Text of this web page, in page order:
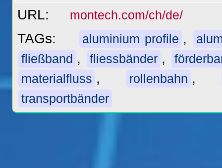
URL: montech.com/ch/de/
TAGs: aluminium profile ,
fließband , fliessbänder ,
materialfluss , rollenbahn ,
transportbänder